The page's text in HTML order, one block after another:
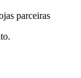
parceiras